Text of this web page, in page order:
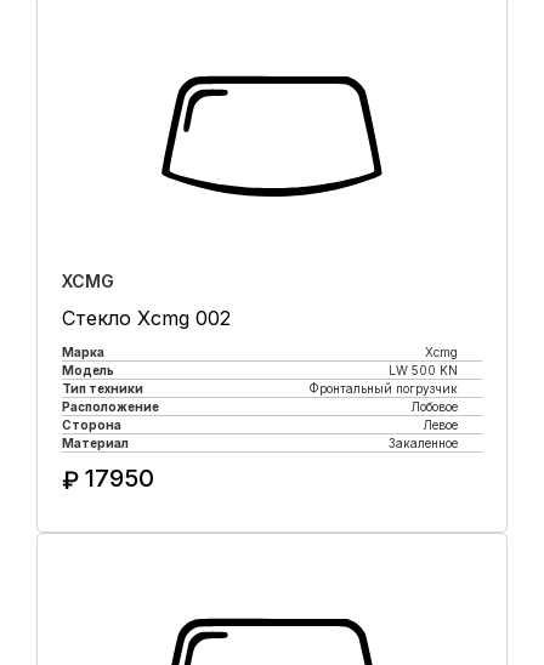
XCMG
Стекло Xcmg 002
Марка
Xcmg
Модель
LW 500 KN
Тип техники
Фронтальный погрузчик
Расположение
Лобовое
Сторона
Левое
Материал
Закаленное
₽ 17950